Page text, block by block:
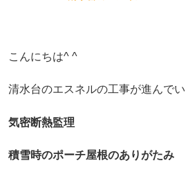
こんにちは^ ^
清水台のエスネルの工事が進んでい
気密断熱監理
積雪時のポーチ屋根のありがたみ